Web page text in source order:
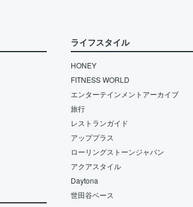
ライフスタイル
HONEY
FITNESS WORLD
エンターテインメントアーカイブ
旅行
レストランガイド
アッププラス
ローリングストーンジャパン
アクアスタイル
Daytona
世田谷ベース